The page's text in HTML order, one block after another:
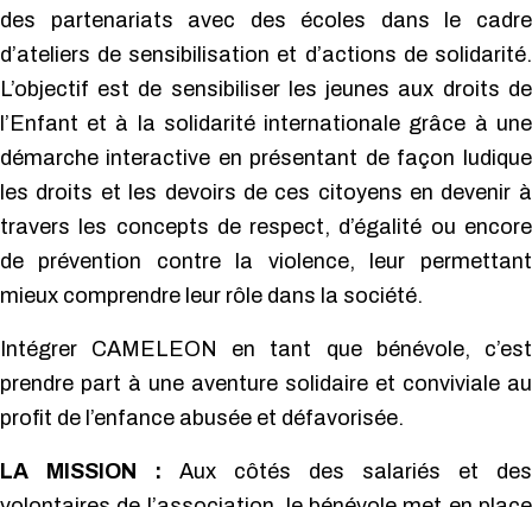
des partenariats avec des écoles dans le cadre
d’ateliers de sensibilisation et d’actions de solidarité.
L’objectif est de sensibiliser les jeunes aux droits de
l’Enfant et à la solidarité internationale grâce à une
démarche interactive en présentant de façon ludique
les droits et les devoirs de ces citoyens en devenir à
travers les concepts de respect, d’égalité ou encore
de prévention contre la violence, leur permettant
mieux comprendre leur rôle dans la société.
Intégrer CAMELEON en tant que bénévole, c’est
prendre part à une aventure solidaire et conviviale au
profit de l’enfance abusée et défavorisée.
LA MISSION : Aux côtés des salariés et des